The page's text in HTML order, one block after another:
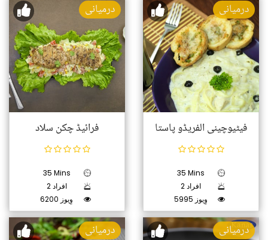
درمیانی
فرائیڈ چکن سلاد
35 Mins
2 افراد
6200 وِیوز
درمیانی
فیٹیوچینی الفریڈو پاستا
35 Mins
2 افراد
5995 وِیوز
درمیانی درمیانی